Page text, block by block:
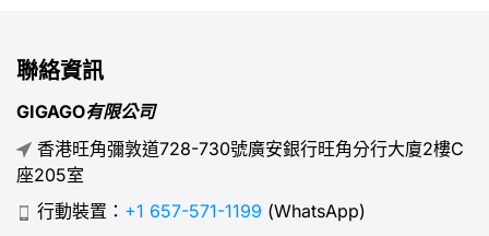
聯絡資訊
GIGAGO有限公司
香港旺角彌敦道728-730號廣安銀行旺角分行大廈2樓C
座205室
行動裝置： +1 657-571-1199 (WhatsApp)